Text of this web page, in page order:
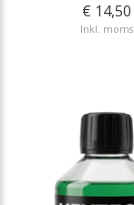
€ 14,50
Inkl. moms